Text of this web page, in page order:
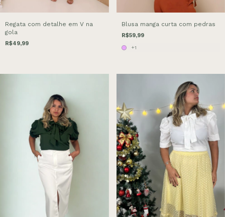
Regata com detalhe em V na
gola
R$49,99
Blusa manga curta com pedras
R$59,99
+1